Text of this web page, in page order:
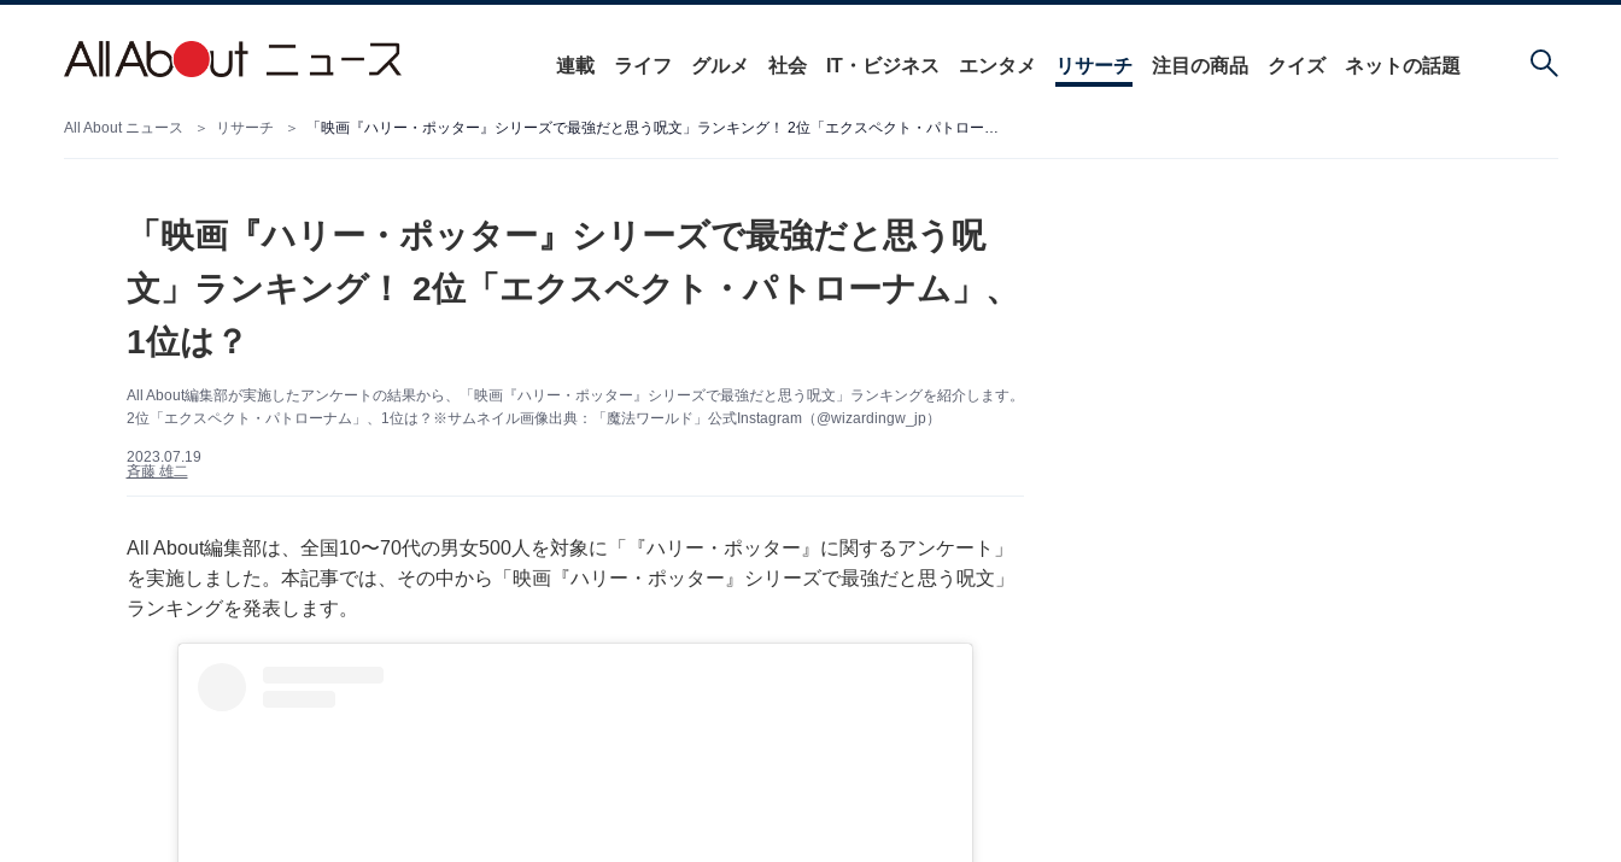
連載 ライフ グルメ 社会 IT・ビジネス エンタメ リサーチ 注目の商品 クイズ ネットの話題
All About ニュース リサーチ 「映画『ハリー・ポッター』シリーズで最強だと思う呪文」ランキング！ 2位「エクスペクト・パトローナム」、1位は？
「映画『ハリー・ポッター』シリーズで最強だと思う呪
文」ランキング！ 2位「エクスペクト・パトローナム」、
1位は？
All About編集部が実施したアンケートの結果から、「映画『ハリー・ポッター』シリーズで最強だと思う呪文」ランキングを紹介します。
2位「エクスペクト・パトローナム」、1位は？※サムネイル画像出典：「魔法ワールド」公式Instagram（@wizardingw_jp）
2023.07.19
斉藤 雄二
All About編集部は、全国10〜70代の男女500人を対象に「『ハリー・ポッター』に関するアンケート」
を実施しました。本記事では、その中から「映画『ハリー・ポッター』シリーズで最強だと思う呪文」
ランキングを発表します。